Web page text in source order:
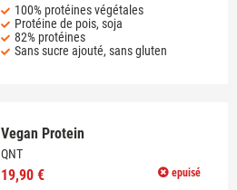
100% protéines végétales
Protéine de pois, soja
82% protéines
Sans sucre ajouté, sans gluten
Vegan Protein
QNT
epuisé
19,90 €